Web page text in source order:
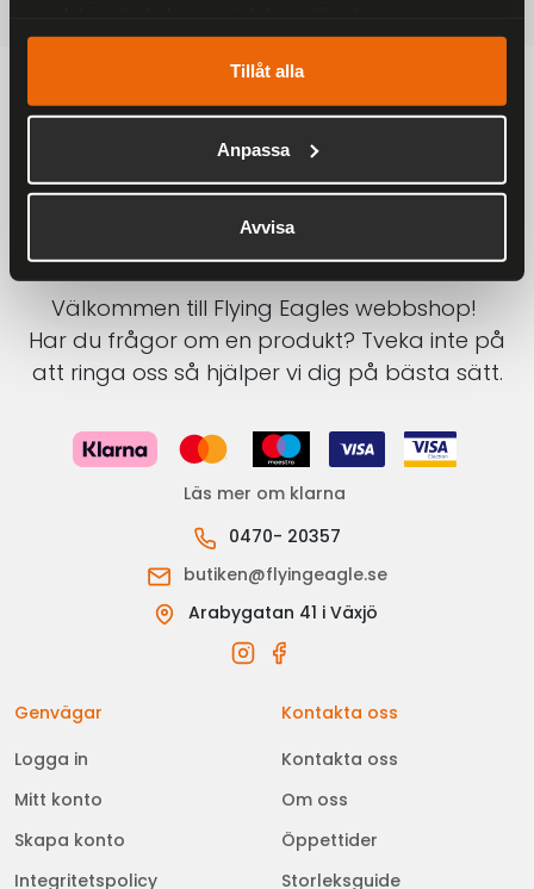
Tillåt alla
Anpassa
Avvisa
Välkommen till Flying Eagles webbshop!
Har du frågor om en produkt? Tveka inte på
att ringa oss så hjälper vi dig på bästa sätt.
Läs mer om klarna
0470- 20357
butiken@flyingeagle.se
Arabygatan 41 i Växjö
Genvägar
Logga in
Mitt konto
Skapa konto
Integritetspolicy
Kontakta oss
Kontakta oss
Om oss
Öppettider
Storleksguide